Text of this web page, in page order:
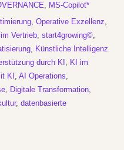
, MS-Copilot*
, Operative Exzellenz,
Vertrieb, start4growing©,
, Künstliche Intelligenz
durch KI , KI im
KI , AI Operations,
, Digitale Transformation,
, datenbasierte